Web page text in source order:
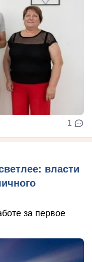
1
власти
за первое